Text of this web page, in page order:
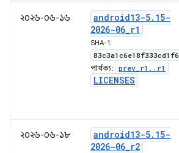
২০২৬-০৬-১৬ android13-5. 15-
2026-06_r1
SHA-1:
83c3a1c6e18f333cd1f6
পার্থক্য: prev r1 . . r1
LICENSES
২০২৬-০৬-১৮ android13-5. 15-
2026-06_r2